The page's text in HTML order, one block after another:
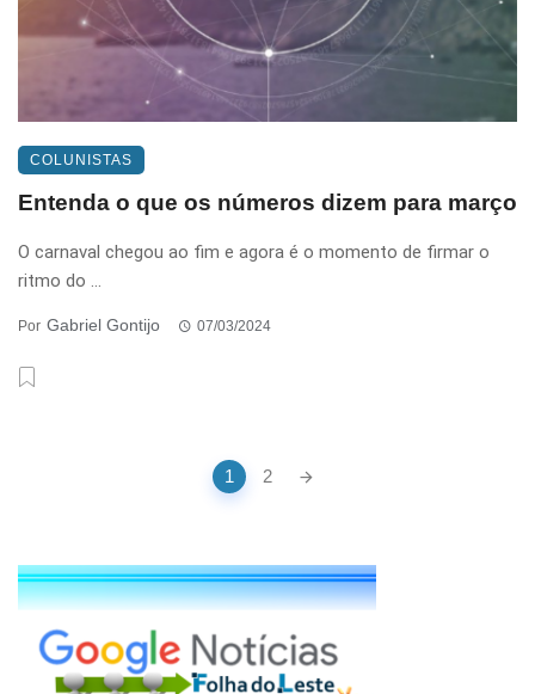
COLUNISTAS
Entenda o que os números dizem para março
O carnaval chegou ao fim e agora é o momento de firmar o
ritmo do ...
Por Gabriel Gontijo 07/03/2024
1 2